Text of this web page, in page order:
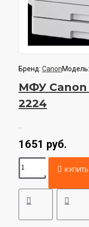
Бренд: CanonМодель:
МФУ Canon
2224
1651 руб.
КУПИТЬ